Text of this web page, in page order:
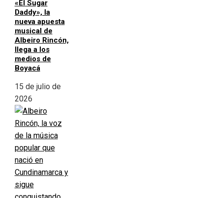
«El Sugar
Daddy», la
nueva apuesta
musical de
Albeiro Rincón,
llega a los
medios de
Boyacá
15 de julio de
2026